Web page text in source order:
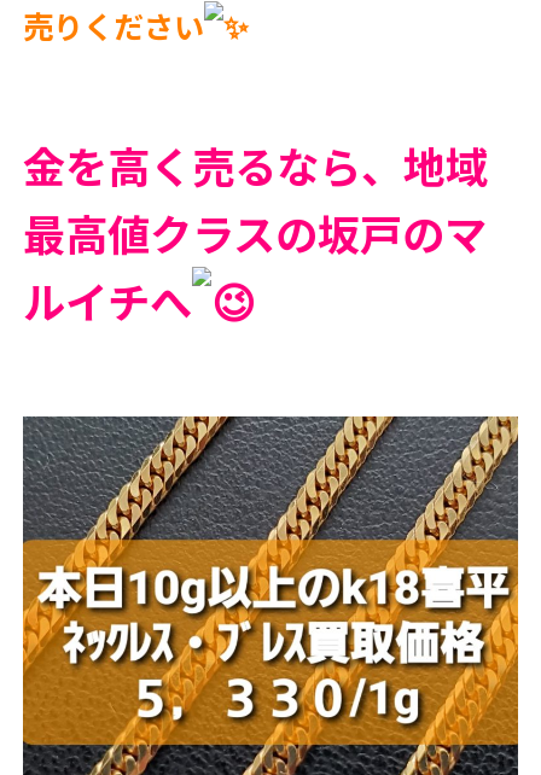
売りください
金を高く売るなら、地域
最高値クラスの坂戸のマ
ルイチへ